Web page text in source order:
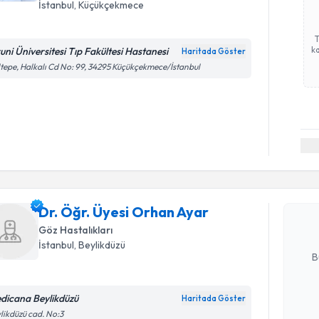
İstanbul, Küçükçekmece
Üniversitesi Tıp Fakültesi Hastanesi Haritada Göster
Halkalı Cd No: 99, 34295 Küçükçekmece/İstanbul
Dr. Öğr. Üyesi Orhan Ayar
Göz Hastalıkları
İstanbul , Beylikdüzü
Beylikdüzü Haritada Göster
cad. No:3